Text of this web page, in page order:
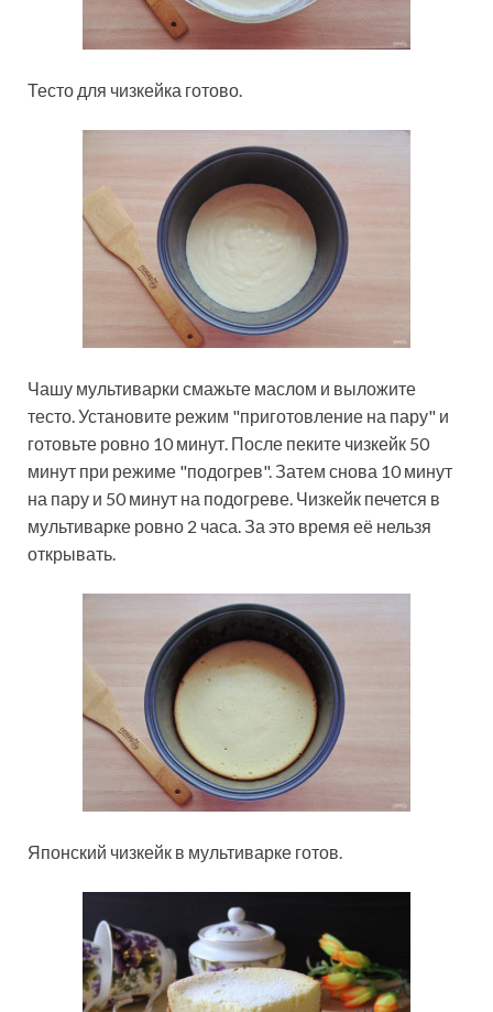
Тесто для чизкейка готово.
Чашу мультиварки смажьте маслом и выложите
тесто. Установите режим "приготовление на пару" и
готовьте ровно 10 минут. После пеките чизкейк 50
минут при режиме "подогрев". Затем снова 10 минут
на пару и 50 минут на подогреве. Чизкейк печется в
мультиварке ровно 2 часа. За это время её нельзя
открывать.
Японский чизкейк в мультиварке готов.